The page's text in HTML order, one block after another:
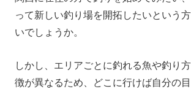
関西での釣り方別ガイド
まとめ
って新しい釣り場を開拓したいという
いでしょうか。
しかし、エリアごとに釣れる魚や釣り
徴が異なるため、どこに行けば自分の